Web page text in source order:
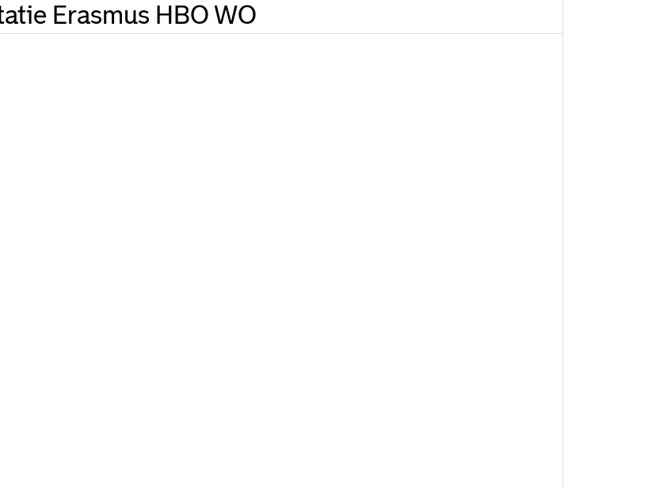
Erasmus HBO WO